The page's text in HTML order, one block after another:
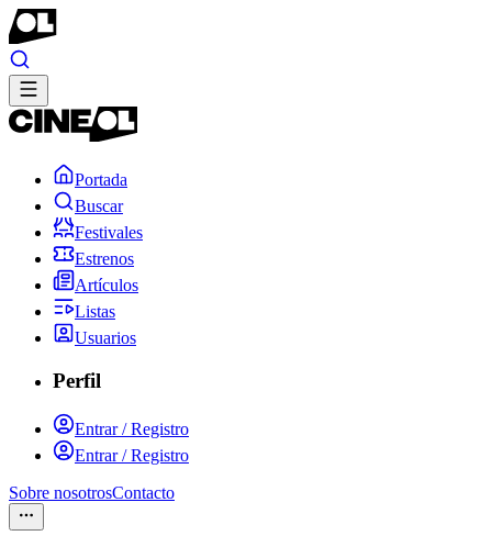
Portada
Buscar
Festivales
Estrenos
Artículos
Listas
Usuarios
Perfil
Entrar / Registro
Entrar / Registro
Sobre nosotrosContacto